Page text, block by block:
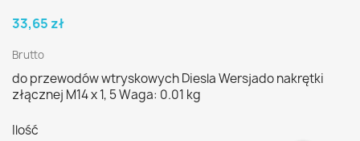
33,65 zł
Brutto
do przewodów wtryskowych Diesla Wersjado nakrętki
złącznej M14 x 1, 5 Waga: 0.01 kg
Ilość